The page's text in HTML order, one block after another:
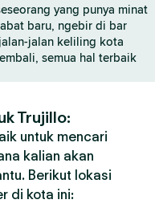
yang punya minat
baru, ngebir di bar
jalan keliling kota
semua hal terbaik
Trujillo:
untuk mencari
kalian akan
Berikut lokasi
di kota ini: